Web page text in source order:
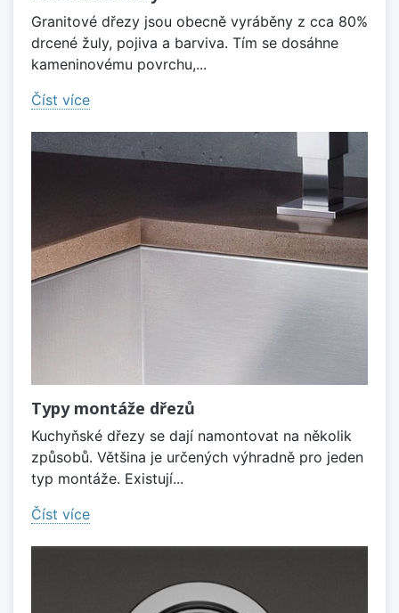
Granitové dřezy jsou obecně vyráběny z cca 80%
drcené žuly, pojiva a barviva. Tím se dosáhne
kameninovému povrchu,...
Číst více
Typy montáže dřezů
Kuchyňské dřezy se dají namontovat na několik
způsobů. Většina je určených výhradně pro jeden
typ montáže. Existují...
Číst více